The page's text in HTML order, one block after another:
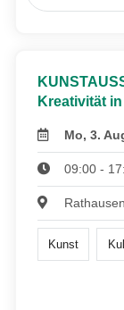
Kreativität
Mo, 3.
09:00 -
Kunst